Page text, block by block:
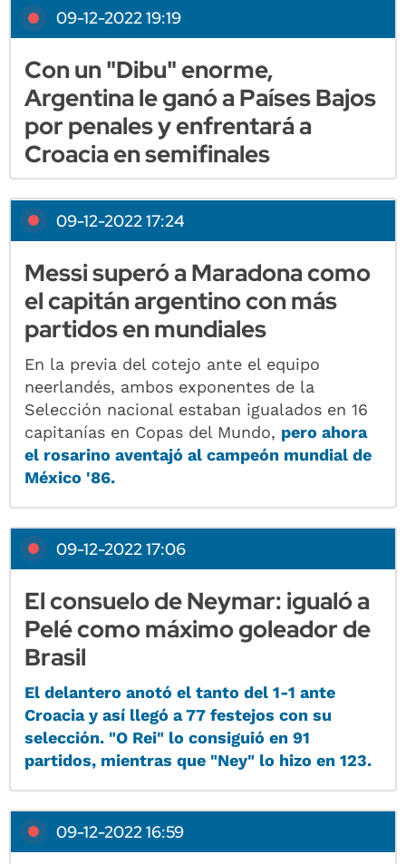
09-12-2022 19:19
Con un "Dibu" enorme,
Argentina le ganó a Países Bajos
por penales y enfrentará a
Croacia en semifinales
09-12-2022 17:24
Messi superó a Maradona como
el capitán argentino con más
partidos en mundiales
En la previa del cotejo ante el equipo
neerlandés, ambos exponentes de la
Selección nacional estaban igualados en 16
capitanías en Copas del Mundo, pero ahora
el rosarino aventajó al campeón mundial de
México '86.
09-12-2022 17:06
El consuelo de Neymar: igualó a
Pelé como máximo goleador de
Brasil
El delantero anotó el tanto del 1-1 ante
Croacia y así llegó a 77 festejos con su
selección. "O Rei" lo consiguió en 91
partidos, mientras que "Ney" lo hizo en 123.
09-12-2022 16:59